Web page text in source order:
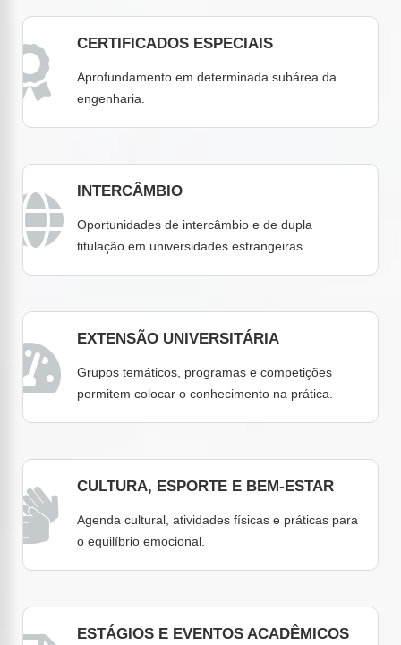
CERTIFICADOS ESPECIAIS
Aprofundamento em determinada subárea da
engenharia.
INTERCÂMBIO
Oportunidades de intercâmbio e de dupla
titulação em universidades estrangeiras.
EXTENSÃO UNIVERSITÁRIA
Grupos temáticos, programas e competições
permitem colocar o conhecimento na prática.
CULTURA, ESPORTE E BEM-ESTAR
Agenda cultural, atividades físicas e práticas para
o equilíbrio emocional.
ESTÁGIOS E EVENTOS ACADÊMICOS